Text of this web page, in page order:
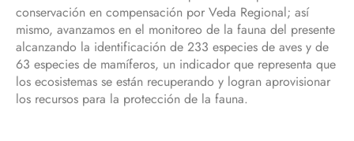
conservación en compensación por Veda Regional; así
mismo, avanzamos en el monitoreo de la fauna del presente
alcanzando la identificación de 233 especies de aves y de
63 especies de mamíferos, un indicador que representa que
los ecosistemas se están recuperando y logran aprovisionar
los recursos para la protección de la fauna.